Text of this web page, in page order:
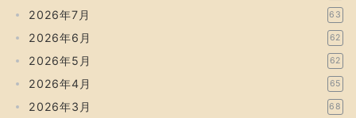
2026年7月 63
2026年6月 62
2026年5月 62
2026年4月 65
2026年3月 68